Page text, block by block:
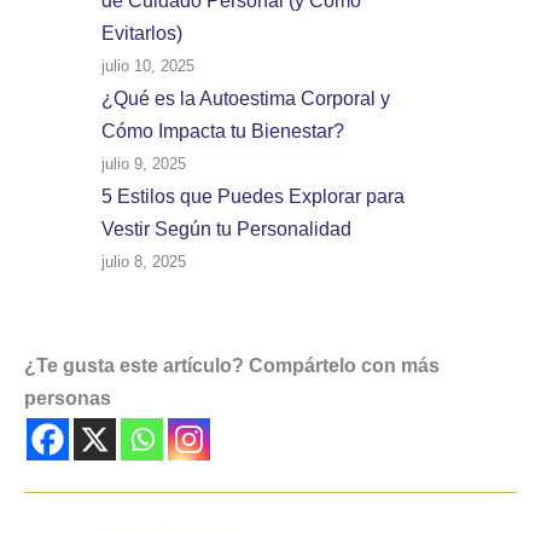
Evitarlos)
julio 10, 2025
¿Qué es la Autoestima Corporal y
Cómo Impacta tu Bienestar?
julio 9, 2025
5 Estilos que Puedes Explorar para
Vestir Según tu Personalidad
julio 8, 2025
¿Te gusta este artículo? Compártelo con más
personas